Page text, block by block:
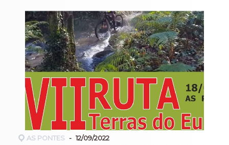
AS PONTES 12/09/2022